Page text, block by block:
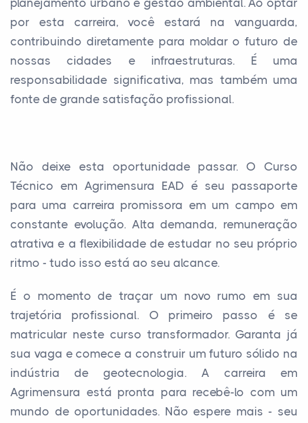
planejamento urbano e gestão ambiental. Ao optar
por esta carreira, você estará na vanguarda,
contribuindo diretamente para moldar o futuro de
nossas cidades e infraestruturas. É uma
responsabilidade significativa, mas também uma
fonte de grande satisfação profissional.
Não deixe esta oportunidade passar. O Curso
Técnico em Agrimensura EAD é seu passaporte
para uma carreira promissora em um campo em
constante evolução. Alta demanda, remuneração
atrativa e a flexibilidade de estudar no seu próprio
ritmo - tudo isso está ao seu alcance.
É o momento de traçar um novo rumo em sua
trajetória profissional. O primeiro passo é se
matricular neste curso transformador. Garanta já
sua vaga e comece a construir um futuro sólido na
indústria de geotecnologia. A carreira em
Agrimensura está pronta para recebê-lo com um
mundo de oportunidades. Não espere mais - seu